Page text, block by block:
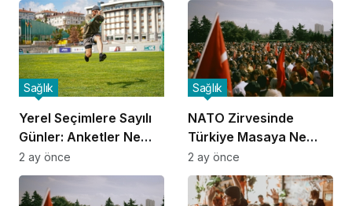
Yerel Seçimlere Sayılı
Günler: Anketler Ne
Gösteriyor?
Sağlık
2 ay önce
NATO Zirvesinde
Türkiye Masaya Ne
Taşıdı?
Sağlık
2 ay önce